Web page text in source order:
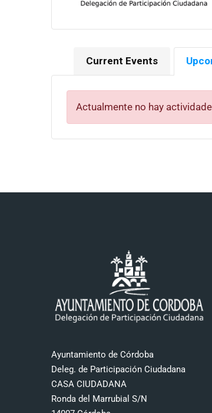
Current Events
Actualmente no hay
Ayuntamiento de Córdoba
Deleg. de Participación Ciudadana
CASA CIUDADANA
Ronda del Marrubial S/N